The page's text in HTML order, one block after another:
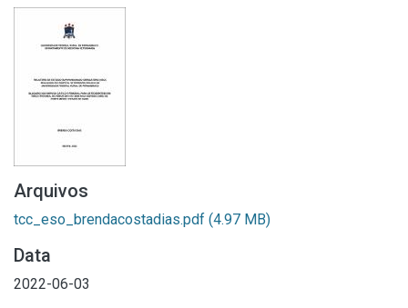
Arquivos
tcc_eso_brendacostadias.pdf (4.97 MB)
Data
2022-06-03